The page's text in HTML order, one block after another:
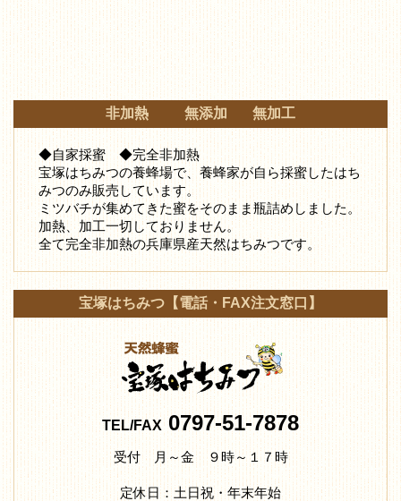
非加熱 無添加 無加工
◆自家採蜜 ◆完全非加熱
宝塚はちみつの養蜂場で、養蜂家が自ら採蜜したはち
みつのみ販売しています。
ミツバチが集めてきた蜜をそのまま瓶詰めしました。
加熱、加工一切しておりません。
全て完全非加熱の兵庫県産天然はちみつです。
宝塚はちみつ【電話・FAX注文窓口】
TEL/FAX0797-51-7878
受付 月～金 ９時～１７時
定休日：土日祝・年末年始